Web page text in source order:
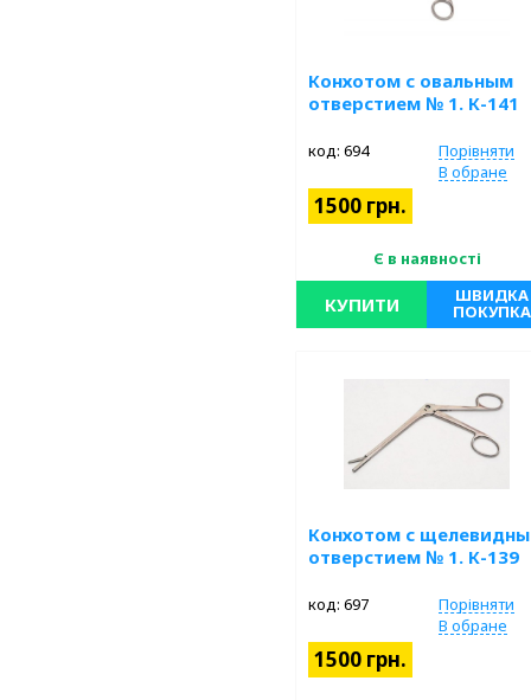
Конхотом с овальным
отверстием № 1. К-141
код: 694
Порівняти
В обране
1500 грн.
Є в наявності
КУПИТИ ШВИДКА
ПОКУПКА
мм, 7 ¼”. Рабочая часть 3,0 х 6,0
Конхотом с
отверстием № 1. К-139
код: 697
Порівняти
В обране
1500 грн.